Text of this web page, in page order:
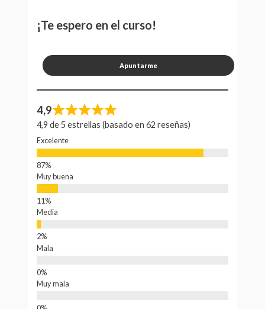
¡Te espero en el curso!
Apuntarme
4,9
4,9 de 5 estrellas (basado en 62 reseñas)
Excelente
Muy buena
Media
Mala
Muy mala